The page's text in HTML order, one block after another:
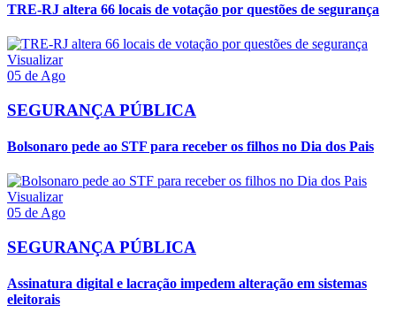
TRE-RJ altera 66 locais de votação por questões de segurança
Visualizar
05 de Ago
SEGURANÇA PÚBLICA
Bolsonaro pede ao STF para receber os filhos no Dia dos Pais
Visualizar
05 de Ago
SEGURANÇA PÚBLICA
Assinatura digital e lacração impedem alteração em sistemas
eleitorais